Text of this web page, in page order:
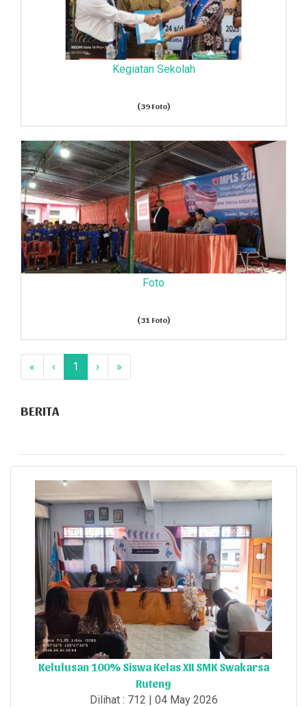
Kegiatan Sekolah
(39 Foto)
Foto
(31 Foto)
« ‹ 1 › »
BERITA
Kelulusan 100% Siswa Kelas XII SMK Swakarsa
Ruteng
Dilihat : 712 | 04 May 2026